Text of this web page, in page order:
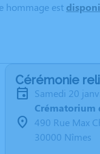
hommage est
Cérémonie
samedi 20
Crématorium
490 Rue Max
30000 Nîmes